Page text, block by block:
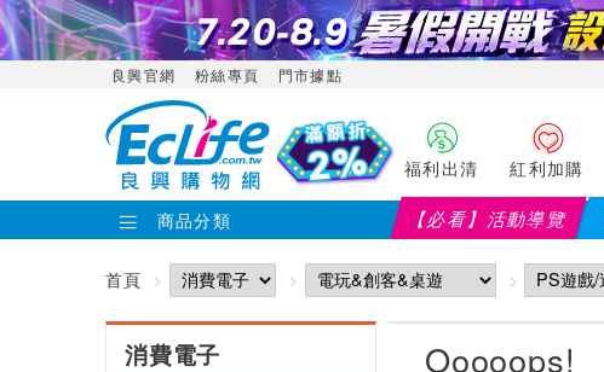
良興官網 粉絲專頁 門市據點
福利出清 紅利加購
商品分類 【必看】活動導覽
首頁
消費電子